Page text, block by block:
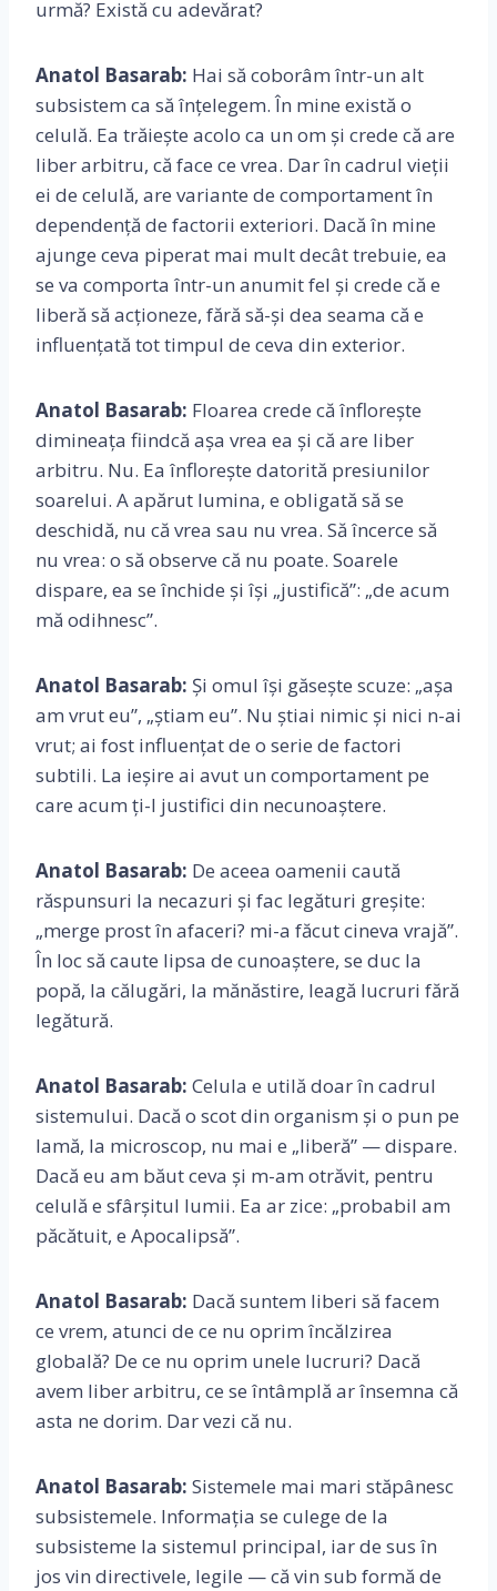
urmă? Există cu adevărat?
Anatol Basarab: Hai să coborâm într-un alt
subsistem ca să înțelegem. În mine există o
celulă. Ea trăiește acolo ca un om și crede că are
liber arbitru, că face ce vrea. Dar în cadrul vieții
ei de celulă, are variante de comportament în
dependență de factorii exteriori. Dacă în mine
ajunge ceva piperat mai mult decât trebuie, ea
se va comporta într-un anumit fel și crede că e
liberă să acționeze, fără să-și dea seama că e
influențată tot timpul de ceva din exterior.
Anatol Basarab: Floarea crede că înflorește
dimineața fiindcă așa vrea ea și că are liber
arbitru. Nu. Ea înflorește datorită presiunilor
soarelui. A apărut lumina, e obligată să se
deschidă, nu că vrea sau nu vrea. Să încerce să
nu vrea: o să observe că nu poate. Soarele
dispare, ea se închide și își „justifică”: „de acum
mă odihnesc”.
Anatol Basarab: Și omul își găsește scuze: „așa
am vrut eu”, „știam eu”. Nu știai nimic și nici n-ai
vrut; ai fost influențat de o serie de factori
subtili. La ieșire ai avut un comportament pe
care acum ți-l justifici din necunoaștere.
Anatol Basarab: De aceea oamenii caută
răspunsuri la necazuri și fac legături greșite:
„merge prost în afaceri? mi-a făcut cineva vrajă”.
În loc să caute lipsa de cunoaștere, se duc la
popă, la călugări, la mănăstire, leagă lucruri fără
legătură.
Anatol Basarab: Celula e utilă doar în cadrul
sistemului. Dacă o scot din organism și o pun pe
lamă, la microscop, nu mai e „liberă” — dispare.
Dacă eu am băut ceva și m-am otrăvit, pentru
celulă e sfârșitul lumii. Ea ar zice: „probabil am
păcătuit, e Apocalipsă”.
Anatol Basarab: Dacă suntem liberi să facem
ce vrem, atunci de ce nu oprim încălzirea
globală? De ce nu oprim unele lucruri? Dacă
avem liber arbitru, ce se întâmplă ar însemna că
asta ne dorim. Dar vezi că nu.
Anatol Basarab: Sistemele mai mari stăpânesc
subsistemele. Informația se culege de la
subsisteme la sistemul principal, iar de sus în
jos vin directivele, legile — că vin sub formă de